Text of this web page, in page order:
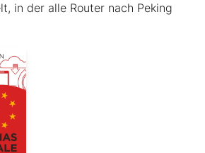
in der alle Router nach Peking